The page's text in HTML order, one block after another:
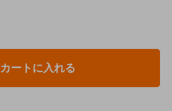
カートに入れる